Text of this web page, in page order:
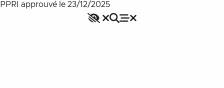
PPRI approuvé le 23/12/2025
Accessibilité
Rechercher